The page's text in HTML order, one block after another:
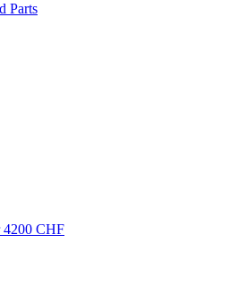
Parts
CHF